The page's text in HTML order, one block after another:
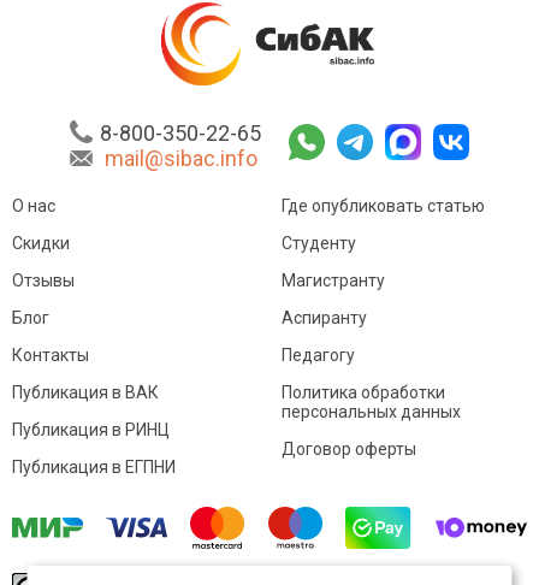
8-800-350-22-65
mail@sibac.info
О нас
Скидки
Отзывы
Блог
Контакты
Где опубликовать статью
Студенту
Магистранту
Аспиранту
Педагогу
Публикация в ВАК
Публикация в РИНЦ
Публикация в ЕГПНИ
Политика обработки
персональных данных
Договор оферты